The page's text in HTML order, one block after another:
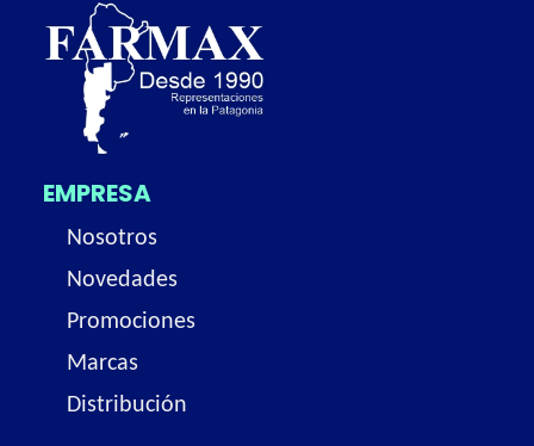
EMPRESA
Nosotros
Novedades
Promociones
Marcas
Distribución